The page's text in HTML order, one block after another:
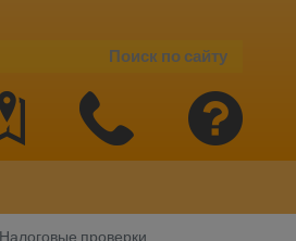
Налоговые проверки